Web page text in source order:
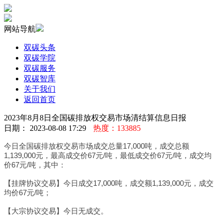
网站导航
双碳头条
双碳学院
双碳服务
双碳智库
关于我们
返回首页
2023年8月8日全国碳排放权交易市场清结算信息日报
日期： 2023-08-08 17:29
热度：133885
今日全国碳排放权交易市场成交总量17,000吨，成交总额
1,139,000元，最高成交价67元/吨，最低成交价67元/吨，成交均
价67元/吨，其中：
【挂牌协议交易】今日成交17,000吨，成交额1,139,000元，成交
均价67元/吨；
【大宗协议交易】今日无成交。